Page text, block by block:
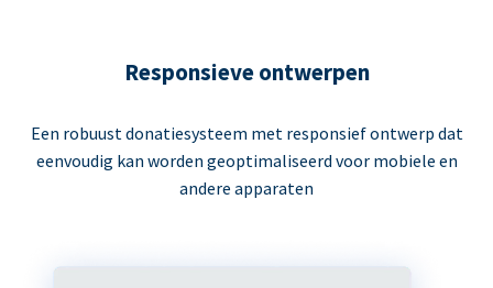
Responsieve ontwerpen
Een robuust donatiesysteem met responsief ontwerp dat
eenvoudig kan worden geoptimaliseerd voor mobiele en
andere apparaten